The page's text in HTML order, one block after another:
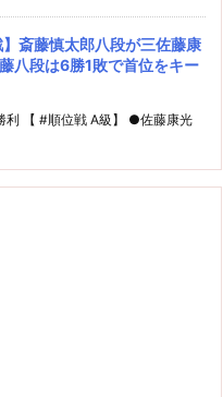
】斎藤慎太郎八段が三佐藤康
八段は6勝1敗で首位をキー
利 【 #順位戦 A級】 ●佐藤康光